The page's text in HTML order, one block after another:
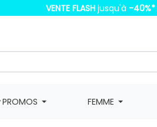
VENTE FLASH jusqu'à -40%*
PROMOS FEMME